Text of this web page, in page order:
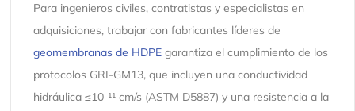
Para ingenieros civiles, contratistas y especialistas en
adquisiciones, trabajar con fabricantes líderes de
geomembranas de HDPEgarantiza el cumplimiento de los
protocolos GRI-GM13, que incluyen una conductividad
hidráulica ≤10⁻¹¹ cm/s (ASTM D5887) y una resistencia a la